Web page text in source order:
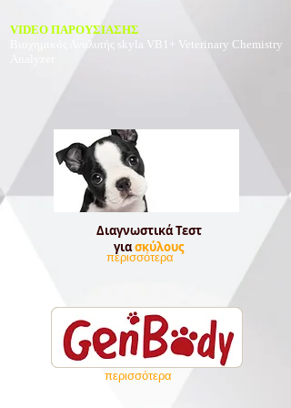
VIDEO ΠΑΡΟΥΣΙΑΣΗΣ
Βιοχημικός Αναλυτής skyla VB1+ Veterinary Chemistry
Διαγνωστικά Τεστ
γιασκύλους
περισσότερα
περισσότερα